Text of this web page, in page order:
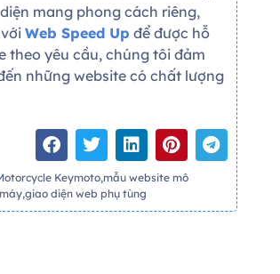
mang phong cách riêng,
vớiWeb Speed Up để được hỗ
theo yêu cầu, chúng tôi đảm
những website có chất lượng
Keymoto,mẫu website mô
diện web phụ tùng